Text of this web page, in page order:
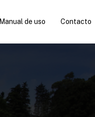
Manual de uso Contacto